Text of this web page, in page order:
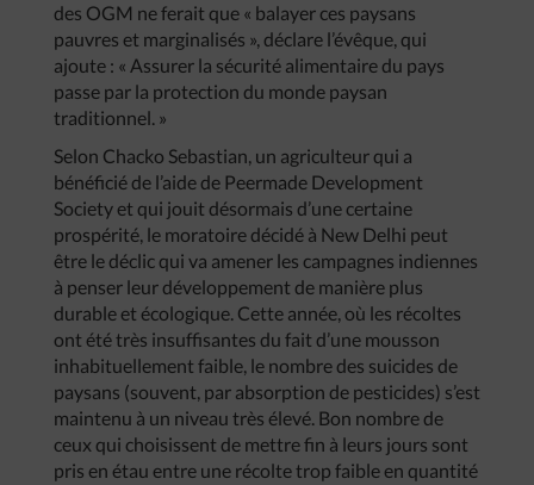
des OGM ne ferait que « balayer ces paysans
pauvres et marginalisés », déclare l’évêque, qui
ajoute : « Assurer la sécurité alimentaire du pays
passe par la protection du monde paysan
traditionnel. »
Selon Chacko Sebastian, un agriculteur qui a
bénéficié de l’aide de Peermade Development
Society et qui jouit désormais d’une certaine
prospérité, le moratoire décidé à New Delhi peut
être le déclic qui va amener les campagnes indiennes
à penser leur développement de manière plus
durable et écologique. Cette année, où les récoltes
ont été très insuffisantes du fait d’une mousson
inhabituellement faible, le nombre des suicides de
paysans (souvent, par absorption de pesticides) s’est
maintenu à un niveau très élevé. Bon nombre de
ceux qui choisissent de mettre fin à leurs jours sont
pris en étau entre une récolte trop faible en quantité